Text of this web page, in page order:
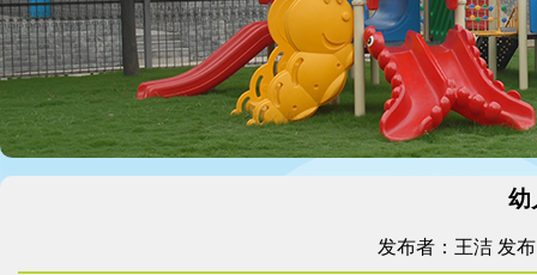
幼
发布者：王洁 发